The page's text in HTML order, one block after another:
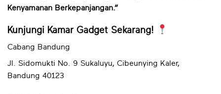
Kenyamanan Berkepanjangan.”
Kunjungi Kamar Gadget Sekarang!
Cabang Bandung
Jl. Sidomukti No. 9 Sukaluyu, Cibeunying Kaler,
Bandung 40123